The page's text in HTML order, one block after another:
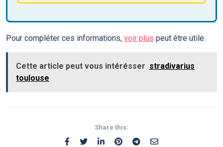
Pour compléter ces informations, voir plus peut être utile.
Cette article peut vous intérésser stradivarius
toulouse
Share this: